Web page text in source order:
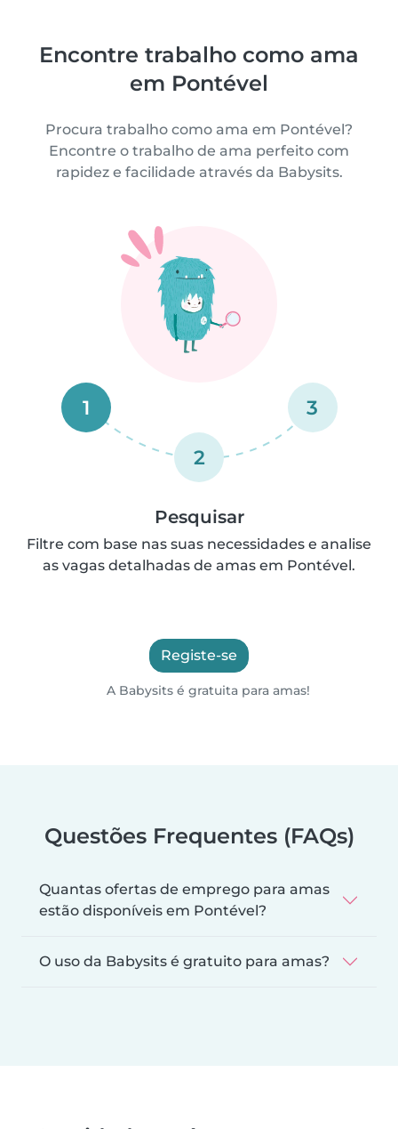
Encontre trabalho como ama
em Pontével
Procura trabalho como ama em Pontével?
Encontre o trabalho de ama perfeito com
rapidez e facilidade através da Babysits.
1
2
3
Pesquisar
Filtre com base nas suas necessidades e analise
as vagas detalhadas de amas em Pontével.
Registe-se
A Babysits é gratuita para amas!
Questões Frequentes (FAQs)
Quantas ofertas de emprego para amas
estão disponíveis em Pontével?
O uso da Babysits é gratuito para amas?